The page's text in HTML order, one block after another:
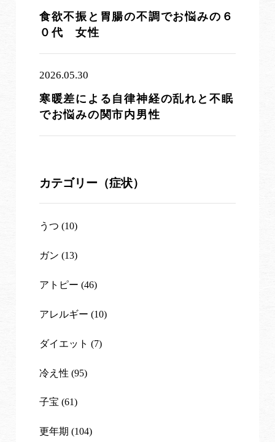
食欲不振と胃腸の不調でお悩みの６
０代 女性
2026.05.30
寒暖差による自律神経の乱れと不眠
でお悩みの関市内男性
カテゴリー（症状）
うつ (10)
ガン (13)
アトピー (46)
アレルギー (10)
ダイエット (7)
冷え性 (95)
子宝 (61)
更年期 (104)